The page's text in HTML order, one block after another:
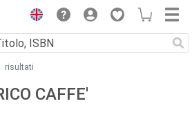
risultati
CAFFE'